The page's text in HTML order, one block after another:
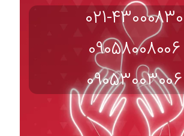
021-43000830
09058008006
09053003006